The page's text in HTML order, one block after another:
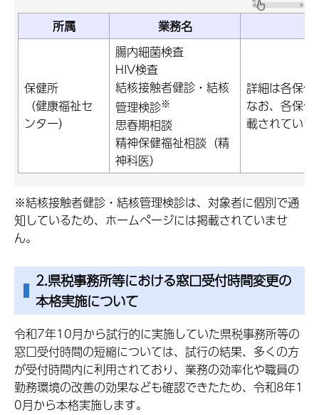
所属 業務名
保健所
（健康福祉セ
ンター）
腸内細菌検査
HIV検査
結核接触者健診・結核
管理検診※
思春期相談
精神保健福祉相談（精
神科医）
詳細は各保
なお、各保
載されていま
※結核接触者健診・結核管理検診は、対象者に個別で通
知しているため、ホームページには掲載されていませ
ん。
2.県税事務所等における窓口受付時間変更の
本格実施について
令和7年10月から試行的に実施していた県税事務所等の
窓口受付時間の短縮については、試行の結果、多くの方
が受付時間内に利用されており、業務の効率化や職員の
勤務環境の改善の効果なども確認できたため、令和8年1
0月から本格実施します。